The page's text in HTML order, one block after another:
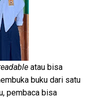
atau bisa
buku dari satu
pembaca bisa